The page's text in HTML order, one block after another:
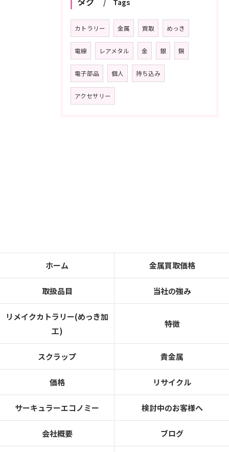
Tags
カトラリー 金属 買取 めっき
電線 レアメタル 金 銀 銅
電子部品 個人 持ち込み
アクセサリー
ホーム 金属買取価格
取扱品目 当社の強み
リメイクカトラリー(めっき加
工)
特徴
スクラップ 貴金属
価格 リサイクル
サーキュラーエコノミー 検討中のお客様へ
会社概要 ブログ